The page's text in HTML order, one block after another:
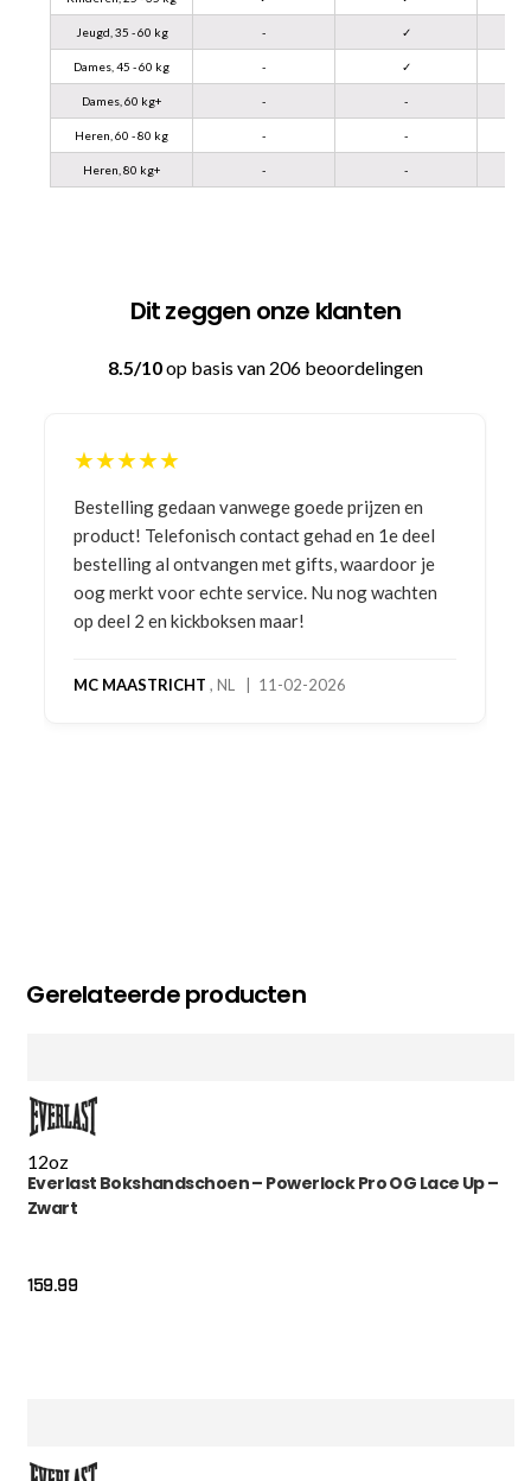
Jeugd, 35 - 60 kg - ✓
Dames, 45 - 60 kg - ✓
Dames, 60 kg+ - -
Heren, 60 - 80 kg - -
Heren, 80 kg+ - -
Dit zeggen onze klanten
8.5/10op basis van 206 beoordelingen
★★★★★
Bestelling gedaan vanwege goede prijzen en
product! Telefonisch contact gehad en 1e deel
bestelling al ontvangen met gifts, waardoor je
oog merkt voor echte service. Nu nog wachten
op deel 2 en kickboksen maar!
MC MAASTRICHT , NL | 11-02-2026
Gerelateerde producten
12oz
Everlast Bokshandschoen – Powerlock Pro OG Lace Up –
Zwart
159.99